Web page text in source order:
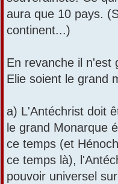
aura que 10 pays.
continent...)
En revanche il n'est
Elie soient le grand
a) L'Antéchrist doit
le grand Monarque
ce temps (et
ce temps là),
pouvoir universel